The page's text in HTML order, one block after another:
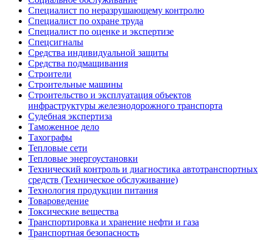
Специалист по неразрушающему контролю
Специалист по охране труда
Специалист по оценке и экспертизе
Спецсигналы
Средства индивидуальной защиты
Средства подмащивания
Строители
Строительные машины
Строительство и эксплуатация объектов
инфраструктуры железнодорожного транспорта
Судебная экспертиза
Таможенное дело
Тахографы
Тепловые сети
Тепловые энергоустановки
Технический контроль и диагностика автотранспортных
средств (Техническое обслуживание)
Технология продукции питания
Товароведение
Токсические вещества
Транспортировка и хранение нефти и газа
Транспортная безопасность